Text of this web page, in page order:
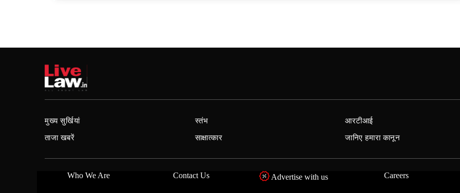
मुख्य सुर्खियां
ताजा खबरें
स्तंभ
साक्षात्कार
आरटीआई
जानिए हमारा कानून
Who We Are Contact Us Advertise with us Careers